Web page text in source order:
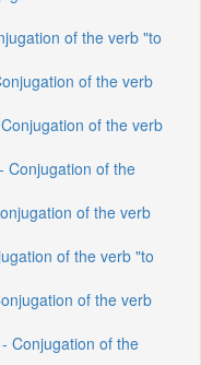
of the verb "to
of the verb
of the verb
Conjugation of the
of the verb
of the verb "to
of the verb
Conjugation of the